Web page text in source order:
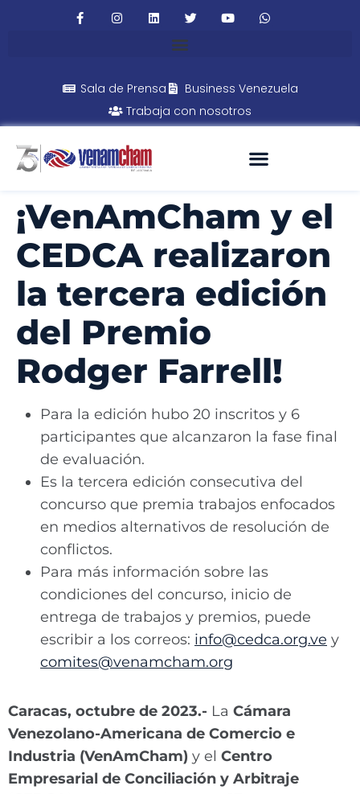
Sala de Prensa
Business Venezuela
Trabaja con nosotros
¡VenAmCham y el
CEDCA realizaron
la tercera edición
del Premio
Rodger Farrell!
Para la edición hubo 20 inscritos y 6
participantes que alcanzaron la fase final
de evaluación.
Es la tercera edición consecutiva del
concurso que premia trabajos enfocados
en medios alternativos de resolución de
conflictos.
Para más información sobre las
condiciones del concurso, inicio de
entrega de trabajos y premios, puede
escribir a los correos: info@cedca.org.ve y
comites@venamcham.org
Caracas, octubre de 2023.- La Cámara
Venezolano-Americana de Comercio e
Industria (VenAmCham) y el Centro
Empresarial de Conciliación y Arbitraje